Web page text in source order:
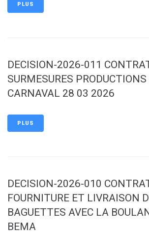
PLUS
DECISION-2026-011
SURMESURES
CARNAVAL 28 03 2026
PLUS
DECISION-2026-010
FOURNITURE ET LIVRAISON
BAGUETTES AVEC LA
BEMA